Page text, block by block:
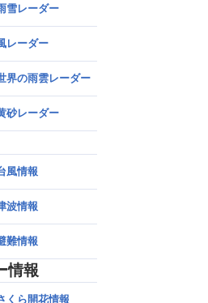
雪レーダー
レーダー
界の雨雲レーダー
砂レーダー
風情報
波情報
難情報
情報
くら開花情報